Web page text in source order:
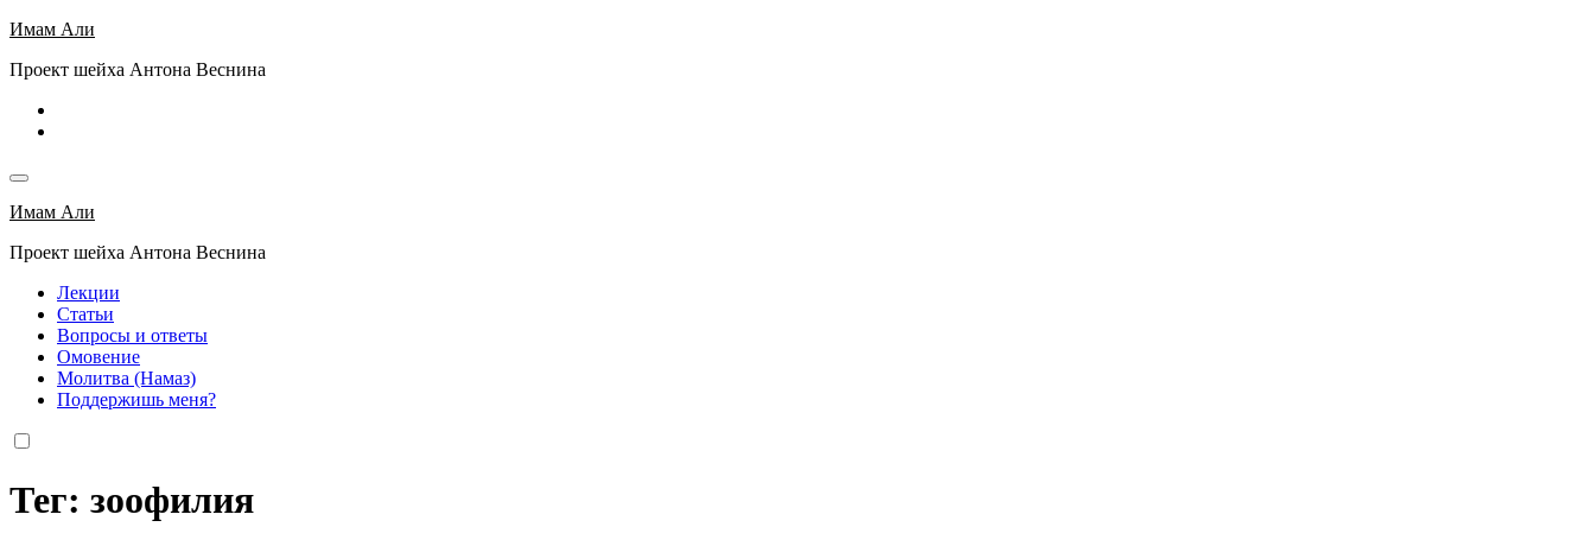
Перейти
содержимому
Имам Али
Проект шейха Антона Веснина
Имам Али
Проект шейха Антона Веснина
Лекции
Статьи
Вопросы и ответы
Омовение
Молитва (Намаз)
Поддержишь меня?
Тег: зоофилия